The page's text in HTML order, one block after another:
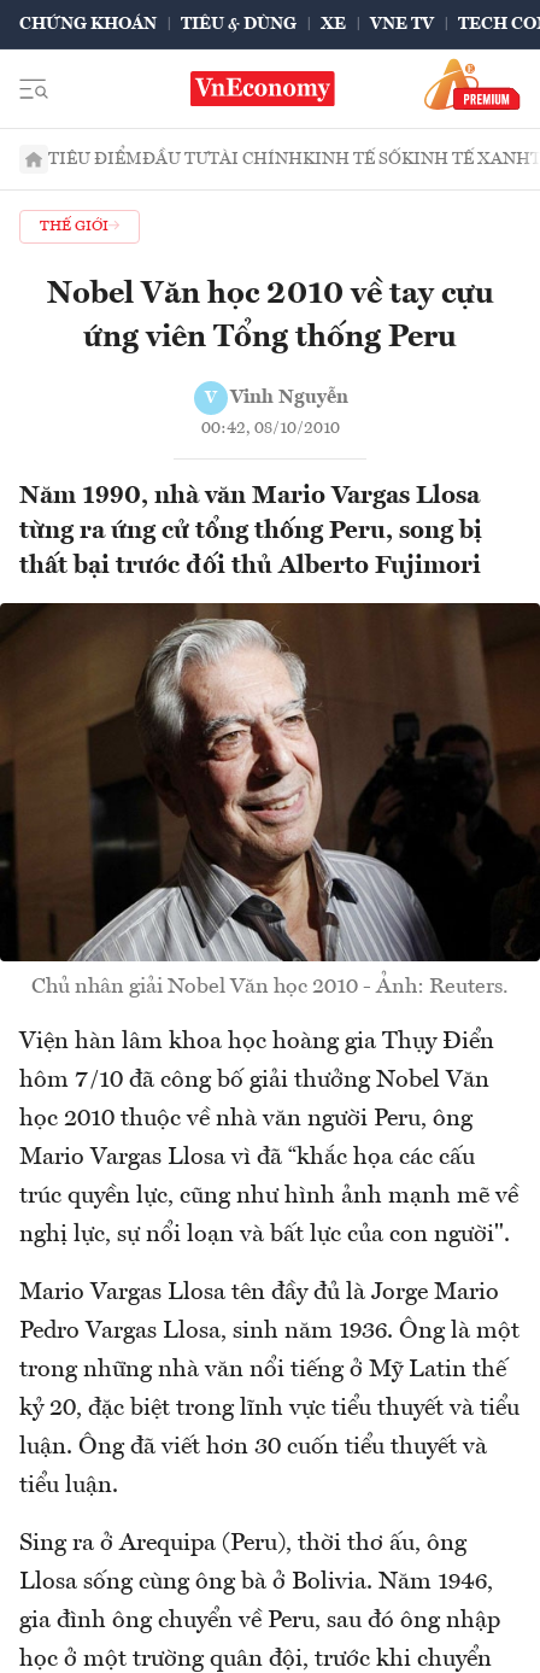
CHỨNG KHOÁN TIÊU & DÙNG XE VNE TV TECH
TIÊU ĐIỂMĐẦU TƯTÀI CHÍNHKINH TẾ SỐKINH TẾ XANH
THẾ GIỚI
Nobel Văn học 2010 về tay cựu
ứng viên Tổng thống Peru
V Vinh Nguyễn
00:42, 08/10/2010
Năm 1990, nhà văn Mario Vargas Llosa
từng ra ứng cử tổng thống Peru, song bị
thất bại trước đối thủ Alberto Fujimori
Chủ nhân giải Nobel Văn học 2010 - Ảnh: Reuters.
Viện hàn lâm khoa học hoàng gia Thụy Điển
hôm 7/10 đã công bố giải thưởng Nobel Văn
học 2010 thuộc về nhà văn người Peru, ông
Mario Vargas Llosa vì đã “khắc họa các cấu
trúc quyền lực, cũng như hình ảnh mạnh mẽ về
nghị lực, sự nổi loạn và bất lực của con người".
Mario Vargas Llosa tên đầy đủ là Jorge Mario
Pedro Vargas Llosa, sinh năm 1936. Ông là một
trong những nhà văn nổi tiếng ở Mỹ Latin thế
kỷ 20, đặc biệt trong lĩnh vực tiểu thuyết và tiểu
luận. Ông đã viết hơn 30 cuốn tiểu thuyết và
tiểu luận.
Sing ra ở Arequipa (Peru), thời thơ ấu, ông
Llosa sống cùng ông bà ở Bolivia. Năm 1946,
gia đình ông chuyển về Peru, sau đó ông nhập
học ở một trường quân đội, trước khi chuyển